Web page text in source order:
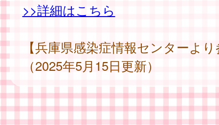
>>詳細はこちら
【兵庫県感染症情報センターよ
（2025年5月15日更新）